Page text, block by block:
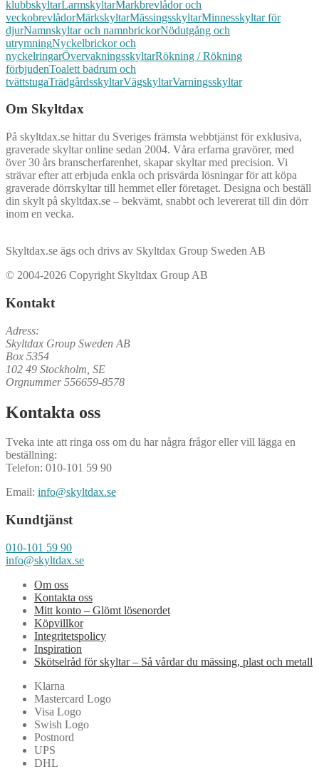
klubbskyltarLarmskyltarMarkbrevlådor och
veckobrevlådorMärkskyltarMässingsskyltarMinnesskyltar för
djurNamnskyltar och namnbrickorNödutgång och
utrymningNyckelbrickor och
nyckelringarÖvervakningsskyltarRökning / Rökning
förbjudenToalett badrum och
tvättstugaTrädgårdsskyltarVägskyltarVarningsskyltar
Om Skyltdax
På skyltdax.se hittar du Sveriges främsta webbtjänst för exklusiva,
graverade skyltar online sedan 2004. Våra erfarna gravörer, med
över 30 års branscherfarenhet, skapar skyltar med precision. Vi
strävar efter att erbjuda enkla och prisvärda lösningar för att köpa
graverade dörrskyltar till hemmet eller företaget. Designa och beställ
din skylt på skyltdax.se – bekvämt, snabbt och levererat till din dörr
inom en vecka.
Skyltdax.se ägs och drivs av Skyltdax Group Sweden AB
© 2004-2026 Copyright Skyltdax Group AB
Kontakt
Adress:
Skyltdax Group Sweden AB
Box 5354
102 49 Stockholm, SE
Orgnummer 556659-8578
Kontakta oss
Tveka inte att ringa oss om du har några frågor eller vill lägga en
beställning:
Telefon: 010-101 59 90
Email: info@skyltdax.se
Kundtjänst
010-101 59 90
info@skyltdax.se
Om oss
Kontakta oss
Mitt konto – Glömt lösenordet
Köpvillkor
Integritetspolicy
Inspiration
Skötselråd för skyltar – Så vårdar du mässing, plast och metall
Klarna
Mastercard Logo
Visa Logo
Swish Logo
Postnord
UPS
DHL